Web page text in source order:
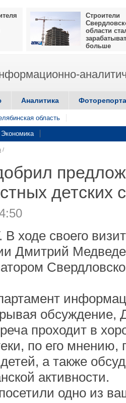
Строители
области
больше
Аналитика
область
Экономика
/
детских
ходе своего
Дмитрий
проходит в
по его мнению,
а также
активности.
одно из